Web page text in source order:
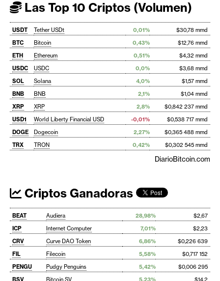
Las Top 10 Criptos (Volumen)
USDT Tether USDt 0,01%
$30,78 mmd
BTC
Bitcoin 0,43%
$12,76 mmd
ETH
Ethereum 0,51%
$4,32 mmd
USDC
USDC 0,0%
$3,68 mmd
SOL
Solana 4,0%
$1,57 mmd
BNB
BNB 2,1%
$1,04 mmd
XRP
XRP 2,8%
$0,842 237 mmd
USD1
World Liberty Financial USD -0,01%
$0,538 717 mmd
DOGE
Dogecoin 2,27%
$0,365 488 mmd
TRX
TRON 0,42% $0,302 545 mmd
DiarioBitcoin.com
Criptos Ganadoras
BEAT Audiera 28,98%
$2,67
ICP
Internet Computer 7,01%
$2,23
CRV
Curve DAO Token 6,86%
$0,226 639
FIL
Filecoin 5,58%
$0,717 152
PENGU
Pudgy Penguins 5,42%
$0,006 295